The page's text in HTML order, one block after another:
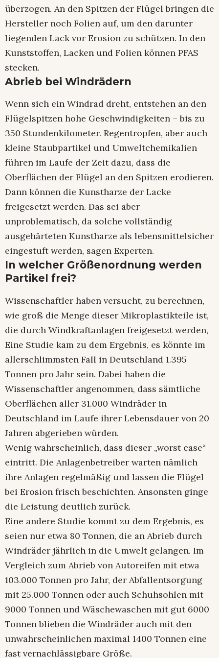
überzogen. An den Spitzen der Flügel bringen die
Hersteller noch Folien auf, um den darunter
liegenden Lack vor Erosion zu schützen. In den
Kunststoffen, Lacken und Folien können PFAS
stecken.
Abrieb bei Windrädern
Wenn sich ein Windrad dreht, entstehen an den
Flügelspitzen hohe Geschwindigkeiten – bis zu
350 Stundenkilometer. Regentropfen, aber auch
kleine Staubpartikel und Umweltchemikalien
führen im Laufe der Zeit dazu, dass die
Oberflächen der Flügel an den Spitzen erodieren.
Dann können die Kunstharze der Lacke
freigesetzt werden. Das sei aber
unproblematisch, da solche vollständig
ausgehärteten Kunstharze als lebensmittelsicher
eingestuft werden, sagen Experten.
In welcher Größenordnung werden
Partikel frei?
Wissenschaftler haben versucht, zu berechnen,
wie groß die Menge dieser Mikroplastikteile ist,
die durch Windkraftanlagen freigesetzt werden,
Eine Studie kam zu dem Ergebnis, es könnte im
allerschlimmsten Fall in Deutschland 1.395
Tonnen pro Jahr sein. Dabei haben die
Wissenschaftler angenommen, dass sämtliche
Oberflächen aller 31.000 Windräder in
Deutschland im Laufe ihrer Lebensdauer von 20
Jahren abgerieben würden.
Wenig wahrscheinlich, dass dieser „worst case“
eintritt. Die Anlagenbetreiber warten nämlich
ihre Anlagen regelmäßig und lassen die Flügel
bei Erosion frisch beschichten. Ansonsten ginge
die Leistung deutlich zurück.
Eine andere Studie kommt zu dem Ergebnis, es
seien nur etwa 80 Tonnen, die an Abrieb durch
Windräder jährlich in die Umwelt gelangen. Im
Vergleich zum Abrieb von Autoreifen mit etwa
103.000 Tonnen pro Jahr, der Abfallentsorgung
mit 25.000 Tonnen oder auch Schuhsohlen mit
9000 Tonnen und Wäschewaschen mit gut 6000
Tonnen blieben die Windräder auch mit den
unwahrscheinlichen maximal 1400 Tonnen eine
fast vernachlässigbare Größe.